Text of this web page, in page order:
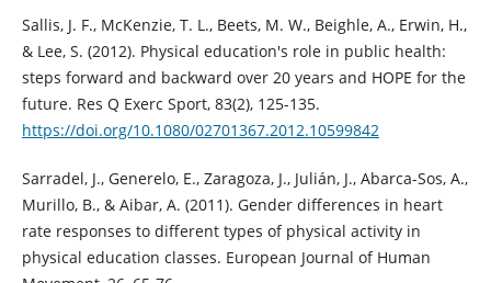
Sallis, J. F., McKenzie, T. L., Beets, M. W., Beighle, A., Erwin, H.,
& Lee, S. (2012). Physical education's role in public health:
steps forward and backward over 20 years and HOPE for the
future. Res Q Exerc Sport, 83(2), 125-135.
https://doi.org/10.1080/02701367.2012.10599842
Sarradel, J., Generelo, E., Zaragoza, J., Julián, J., Abarca-Sos, A.,
Murillo, B., & Aibar, A. (2011). Gender differences in heart
rate responses to different types of physical activity in
physical education classes. European Journal of Human